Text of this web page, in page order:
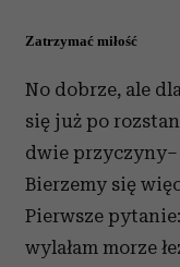
Zatrzymać miłość
No dobrze, ale
się już po
dwie przyczyny–
Bierzemy się
Pierwsze
wylałam morze